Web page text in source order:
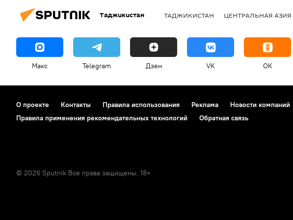
Таджикистан ТАДЖИКИСТАН ЦЕНТРАЛЬНАЯ АЗИЯ
Макс Telegram Дзен VK OK
О проекте Контакты Правила использования Реклама Новости компаний
Правила применения рекомендательных технологий
Обратная связь
© 2026 Sputnik Все права защищены. 18+